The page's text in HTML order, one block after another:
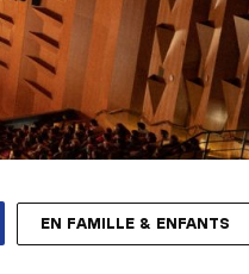
EN FAMILLE & ENFANTS